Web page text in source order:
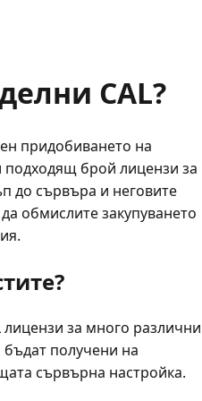
CAL?
придобиването на
подходящ брой лицензи за
до сървъра и неговите
обмислите закупуването
лицензи за много различни
бъдат получени на
сървърна настройка.